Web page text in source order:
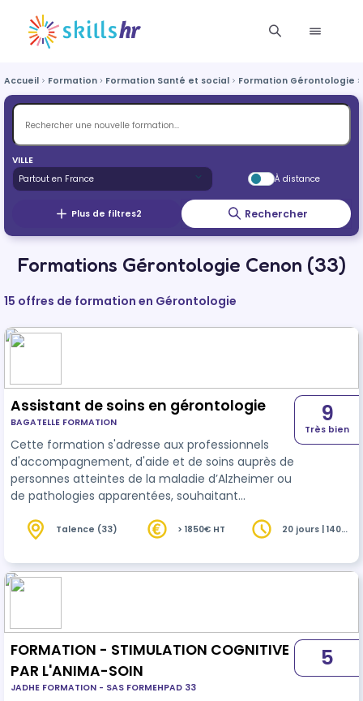
Accueil Formation Formation Santé et social Formation Gérontologie
VILLE
À distance
Plus de filtres2 Rechercher
Formations Gérontologie Cenon (33)
15 offres de formation en Gérontologie
Assistant de soins en gérontologie
BAGATELLE FORMATION
Cette formation s'adresse aux professionnels
d'accompagnement, d'aide et de soins auprès de
personnes atteintes de la maladie d’Alzheimer ou
de pathologies apparentées, souhaitant
pour une meilleure compréhension et adaptation
le stagiaire maîtrisera le logiciel Digiforma, et
pourra structurer un processus moderne de
9
Très bien
Talence (33) > 1850€ HT
20 jours | 140
FORMATION - STIMULATION COGNITIVE
PAR L'ANIMA-SOIN
JADHE FORMATION - SAS FORMEHPAD 33
5